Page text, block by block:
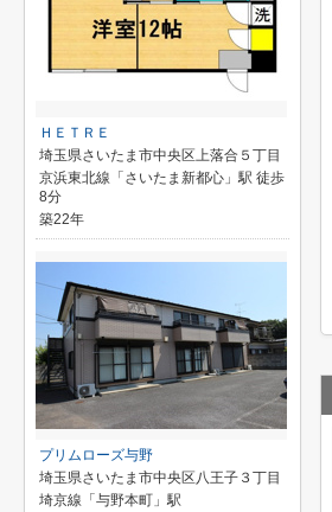
ＨＥＴＲＥ
埼玉県さいたま市中央区上落合５丁目
京浜東北線「さいたま新都心」駅 徒歩
8分
築22年
プリムローズ与野
埼玉県さいたま市中央区八王子３丁目
埼京線「与野本町」駅